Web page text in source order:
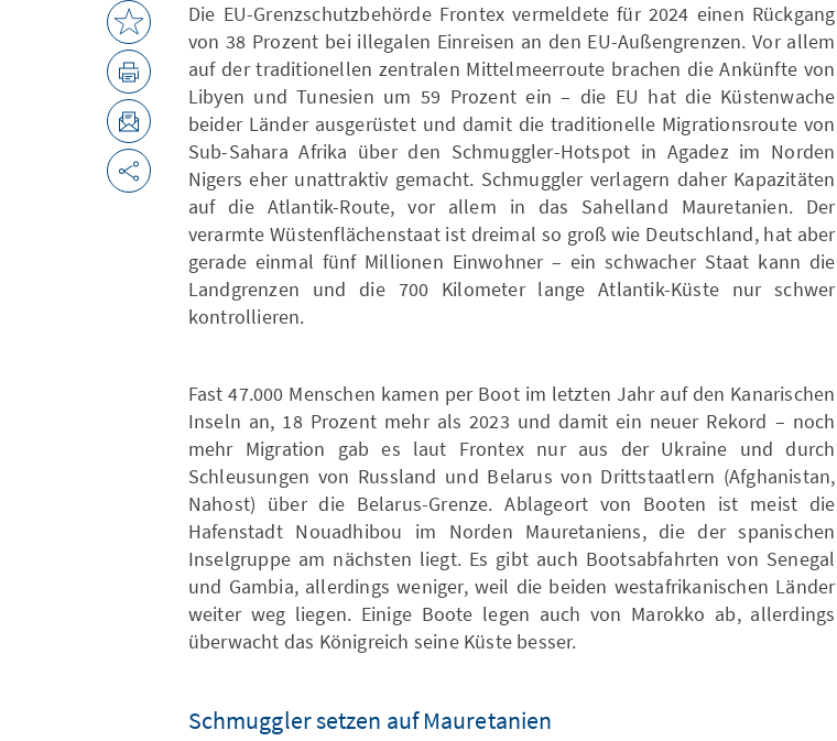
Die EU-Grenzschutzbehörde Frontex vermeldete für 2024 einen Rückgang
von 38 Prozent bei illegalen Einreisen an den EU-Außengrenzen. Vor allem
auf der traditionellen zentralen Mittelmeerroute brachen die Ankünfte von
Libyen und Tunesien um 59 Prozent ein – die EU hat die Küstenwache
beider Länder ausgerüstet und damit die traditionelle Migrationsroute von
Sub-Sahara Afrika über den Schmuggler-Hotspot in Agadez im Norden
Nigers eher unattraktiv gemacht. Schmuggler verlagern daher Kapazitäten
auf die Atlantik-Route, vor allem in das Sahelland Mauretanien. Der
verarmte Wüstenflächenstaat ist dreimal so groß wie Deutschland, hat aber
gerade einmal fünf Millionen Einwohner – ein schwacher Staat kann die
Landgrenzen und die 700 Kilometer lange Atlantik-Küste nur schwer
kontrollieren.
Fast 47.000 Menschen kamen per Boot im letzten Jahr auf den Kanarischen
Inseln an, 18 Prozent mehr als 2023 und damit ein neuer Rekord – noch
mehr Migration gab es laut Frontex nur aus der Ukraine und durch
Schleusungen von Russland und Belarus von Drittstaatlern (Afghanistan,
Nahost) über die Belarus-Grenze. Ablageort von Booten ist meist die
Hafenstadt Nouadhibou im Norden Mauretaniens, die der spanischen
Inselgruppe am nächsten liegt. Es gibt auch Bootsabfahrten von Senegal
und Gambia, allerdings weniger, weil die beiden westafrikanischen Länder
weiter weg liegen. Einige Boote legen auch von Marokko ab, allerdings
überwacht das Königreich seine Küste besser.
Schmuggler setzen auf Mauretanien